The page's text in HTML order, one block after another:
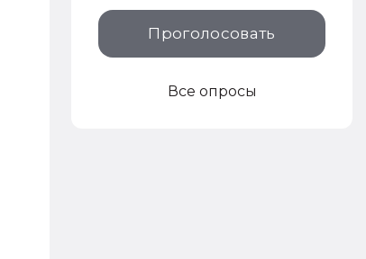
Проголосовать
Все опросы